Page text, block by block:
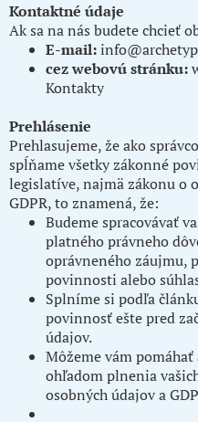
Kontaktné údaje
Ak sa na nás budete chcieť
E-mail:
cez webovú stránku:
Kontakty
Prehlásenie
Prehlasujeme, že ako
spĺňame všetky zákonné
legislatíve, najmä zákonu o
GDPR, to znamená, že:
Budeme spracovávať
platného právneho
oprávneného záujmu,
povinnosti alebo
Splníme si podľa
povinnosť ešte pred
údajov.
Môžeme vám
ohľadom plnenia
osobných údajov a